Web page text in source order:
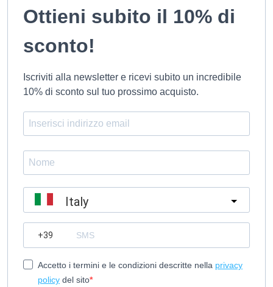
Ottieni subito il 10% di
sconto!
Iscriviti alla newsletter e ricevi subito un incredibile
10% di sconto sul tuo prossimo acquisto.
Italy
Accetto i termini e le condizioni descritte nella privacy
policy del sito